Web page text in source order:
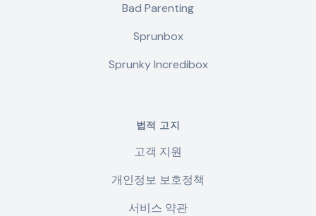
Bad Parenting
Sprunbox
Sprunky Incredibox
법적 고지
고객 지원
개인정보 보호정책
서비스 약관